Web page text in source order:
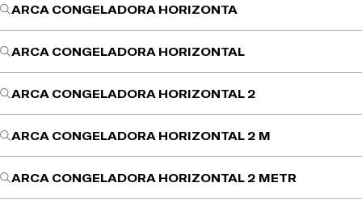
ARCA CONGELADORA HORIZONTA
ARCA CONGELADORA HORIZONTAL
ARCA CONGELADORA HORIZONTAL 2
ARCA CONGELADORA HORIZONTAL 2 M
ARCA CONGELADORA HORIZONTAL 2 METR